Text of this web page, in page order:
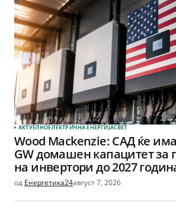
АКТУЕЛНОЕЛЕКТРИЧНА ЕНЕРГИЈАСВЕТ
Wood Mackenzie: САД ќе
GW домашен капацитет за
на инвертори до 2027
од Енергетика24август 7, 2026